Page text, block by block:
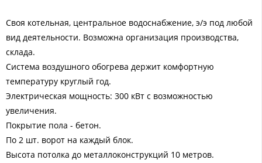
Своя котельная, центральное водоснабжение, э/э под любой
вид деятельности. Возможна организация производства,
склада.
Система воздушного обогрева держит комфортную
температуру круглый год.
Электрическая мощность: 300 кВт с возможностью
увеличения.
Покрытие пола - бетон.
По 2 шт. ворот на каждый блок.
Высота потолка до металлоконструкций 10 метров.